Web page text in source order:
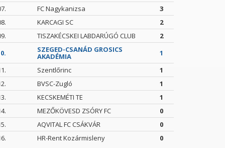
FC Nagykanizsa
3
KARCAGI SC
2
TISZAKÉCSKEI LABDARÚGÓ CLUB
2
SZEGED-CSANÁD GROSICS
AKADÉMIA
1
Szentlőrinc
1
BVSC-Zugló
1
KECSKEMÉTI TE
1
MEZŐKÖVESD ZSÓRY FC
0
AQVITAL FC CSÁKVÁR
0
HR-Rent Kozármisleny 0